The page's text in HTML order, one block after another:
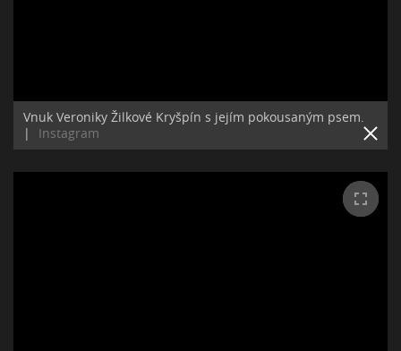
Vnuk Veroniky Žilkové Kryšpín s jejím pokousaným psem.
|
Instagram